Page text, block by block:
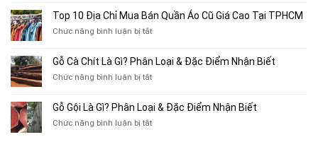
Bán
Xe
Cũ,
Xe
Cũ
TP.HCM
10
Thu
Sách
Tạp
Chí
Top 10 Địa Chỉ Mua Bán Quần Áo Cũ Giá Cao Tại TPHCM
Chức năng bình luận bị tắtở
Địa
Chỉ
Bán
Áo
Gỗ Cà Chít Là Gì? Phân Loại & Đặc Điểm Nhận Biết
Chức năng bình luận bị tắtở
Chít
Là
Gỗ Gội Là Gì? Phân Loại & Đặc Điểm Nhận Biết
Chức năng bình luận bị tắtở